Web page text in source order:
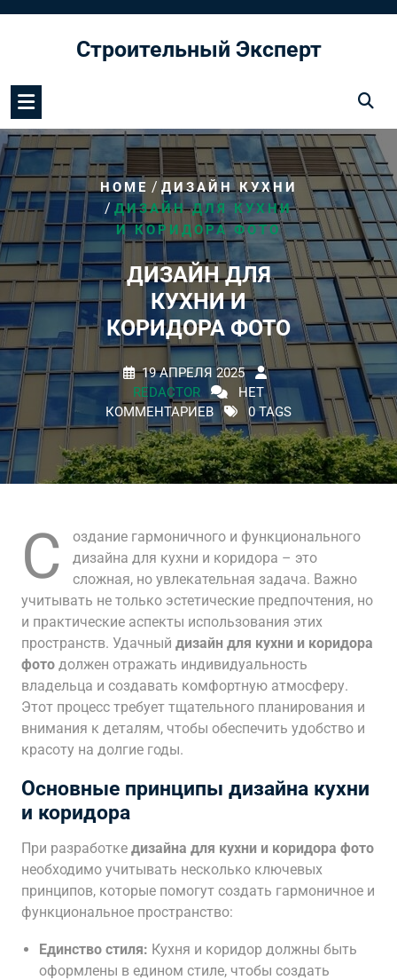
содержимомуСтроительный Эксперт
HOME / ДИЗАЙН КУХНИ
/ ДИЗАЙН ДЛЯ КУХНИ
И КОРИДОРА ФОТО
ДИЗАЙН ДЛЯ
КУХНИ И
КОРИДОРА ФОТО
19 АПРЕЛЯ 2025
REDACTOR
НЕТ
КОММЕНТАРИЕВ
0 TAGS
С
оздание гармоничного и функционального
дизайна для кухни и коридора – это
сложная, но увлекательная задача. Важно
учитывать не только эстетические предпочтения, но
и практические аспекты использования этих
пространств. Удачный дизайн для кухни и коридора
фото должен отражать индивидуальность
владельца и создавать комфортную атмосферу.
Этот процесс требует тщательного планирования и
внимания к деталям, чтобы обеспечить удобство и
красоту на долгие годы.
Основные принципы дизайна кухни
и коридора
При разработке дизайна для кухни и коридора фото
необходимо учитывать несколько ключевых
принципов, которые помогут создать гармоничное и
функциональное пространство:
Единство стиля: Кухня и коридор должны быть
оформлены в едином стиле, чтобы создать